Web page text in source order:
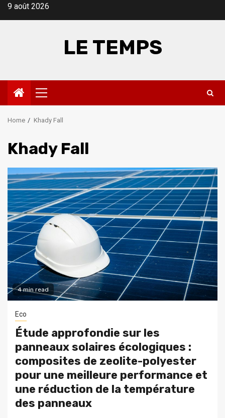
Skip9 août 2026
LE TEMPS
Primary
Menu
Home Khady Fall
Khady Fall
4 min read
Eco
Étude approfondie sur les
panneaux solaires écologiques :
composites de zeolite-polyester
pour une meilleure performance et
une réduction de la température
des panneaux